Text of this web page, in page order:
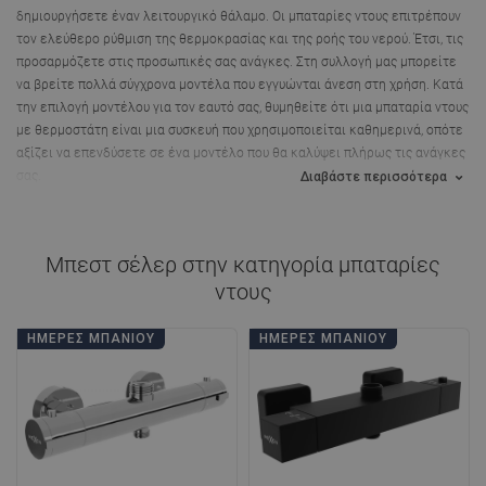
δημιουργήσετε έναν λειτουργικό θάλαμο. Οι μπαταρίες ντους επιτρέπουν
τον ελεύθερο ρύθμιση της θερμοκρασίας και της ροής του νερού. Έτσι, τις
προσαρμόζετε στις προσωπικές σας ανάγκες. Στη συλλογή μας μπορείτε
να βρείτε πολλά σύγχρονα μοντέλα που εγγυώνται άνεση στη χρήση. Κατά
την επιλογή μοντέλου για τον εαυτό σας, θυμηθείτε ότι μια μπαταρία ντους
με θερμοστάτη είναι μια συσκευή που χρησιμοποιείται καθημερινά, οπότε
αξίζει να επενδύσετε σε ένα μοντέλο που θα καλύψει πλήρως τις ανάγκες
Διαβάστε περισσότερα
Μπεστ σέλερ στην κατηγορία μπαταρίες
ντους
ΗΜΈΡΕΣ ΜΠΆΝΙΟΥ ΗΜΈΡΕΣ ΜΠΆΝΙΟΥ